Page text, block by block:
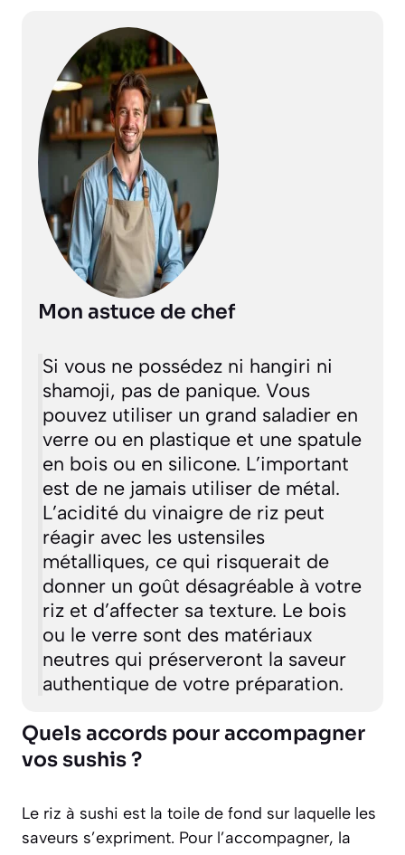
Mon astuce de chef
Si vous ne possédez ni hangiri ni
shamoji, pas de panique. Vous
pouvez utiliser un grand saladier en
verre ou en plastique et une spatule
en bois ou en silicone. L’important
est de ne jamais utiliser de métal.
L’acidité du vinaigre de riz peut
réagir avec les ustensiles
métalliques, ce qui risquerait de
donner un goût désagréable à votre
riz et d’affecter sa texture. Le bois
ou le verre sont des matériaux
neutres qui préserveront la saveur
authentique de votre préparation.
Quels accords pour accompagner
vos sushis ?
Le riz à sushi est la toile de fond sur laquelle les
saveurs s’expriment. Pour l’accompagner, la